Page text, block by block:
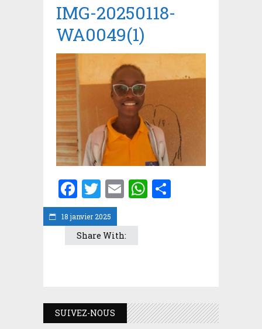
18 janvier 2025
IMG-20250118-
WA0049(1)
Facebook
Twitter
EmailWhatsApp
Share With:
SUIVEZ-NOUS